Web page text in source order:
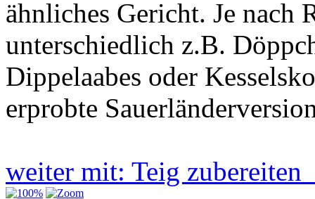
ähnliches Gericht. Je nach
unterschiedlich z.B.
Dippelaabes oder
erprobte
weiter mit: Teig